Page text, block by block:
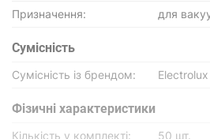
Призначення:
для
Сумісність
Сумісність із брендом: Electrolux
Фізичні характеристики
Кількість у комплекті: 50 шт.